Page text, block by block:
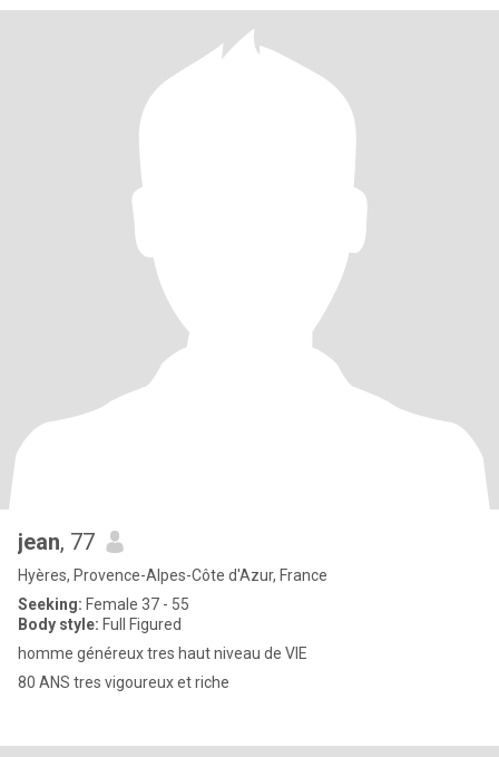
jean, 77
Hyères, Provence-Alpes-Côte d'Azur, France
Seeking: Female 37 - 55
Body style: Full Figured
homme généreux tres haut niveau de VIE
80 ANS tres vigoureux et riche